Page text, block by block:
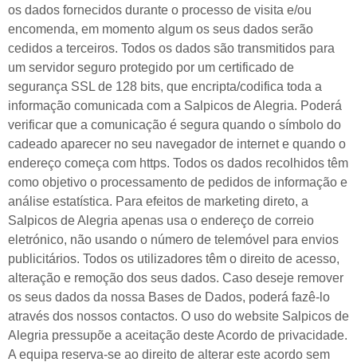
os dados fornecidos durante o processo de visita e/ou
encomenda, em momento algum os seus dados serão
cedidos a terceiros. Todos os dados são transmitidos para
um servidor seguro protegido por um certificado de
segurança SSL de 128 bits, que encripta/codifica toda a
informação comunicada com a Salpicos de Alegria. Poderá
verificar que a comunicação é segura quando o símbolo do
cadeado aparecer no seu navegador de internet e quando o
endereço começa com https. Todos os dados recolhidos têm
como objetivo o processamento de pedidos de informação e
análise estatística. Para efeitos de marketing direto, a
Salpicos de Alegria apenas usa o endereço de correio
eletrónico, não usando o número de telemóvel para envios
publicitários. Todos os utilizadores têm o direito de acesso,
alteração e remoção dos seus dados. Caso deseje remover
os seus dados da nossa Bases de Dados, poderá fazê-lo
através dos nossos contactos. O uso do website Salpicos de
Alegria pressupõe a aceitação deste Acordo de privacidade.
A equipa reserva-se ao direito de alterar este acordo sem